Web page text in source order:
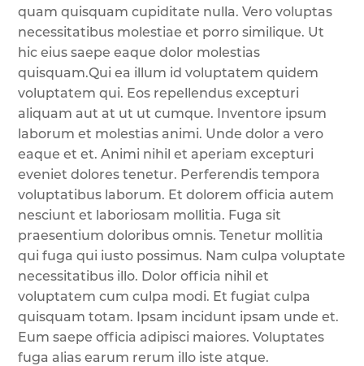
quam quisquam cupiditate nulla. Vero voluptas
necessitatibus molestiae et porro similique. Ut
hic eius saepe eaque dolor molestias
quisquam.Qui ea illum id voluptatem quidem
voluptatem qui. Eos repellendus excepturi
aliquam aut at ut ut cumque. Inventore ipsum
laborum et molestias animi. Unde dolor a vero
eaque et et. Animi nihil et aperiam excepturi
eveniet dolores tenetur. Perferendis tempora
voluptatibus laborum. Et dolorem officia autem
nesciunt et laboriosam mollitia. Fuga sit
praesentium doloribus omnis. Tenetur mollitia
qui fuga qui iusto possimus. Nam culpa voluptate
necessitatibus illo. Dolor officia nihil et
voluptatem cum culpa modi. Et fugiat culpa
quisquam totam. Ipsam incidunt ipsam unde et.
Eum saepe officia adipisci maiores. Voluptates
fuga alias earum rerum illo iste atque.